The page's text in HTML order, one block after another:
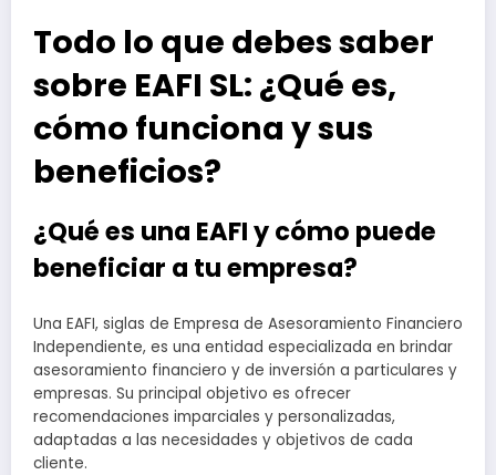
Todo lo que debes saber
sobre EAFI SL: ¿Qué es,
cómo funciona y sus
beneficios?
¿Qué es una EAFI y cómo puede
beneficiar a tu empresa?
Una EAFI, siglas de Empresa de Asesoramiento Financiero
Independiente, es una entidad especializada en brindar
asesoramiento financiero y de inversión a particulares y
empresas. Su principal objetivo es ofrecer
recomendaciones imparciales y personalizadas,
adaptadas a las necesidades y objetivos de cada
cliente.